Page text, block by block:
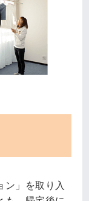
ン」を取り入